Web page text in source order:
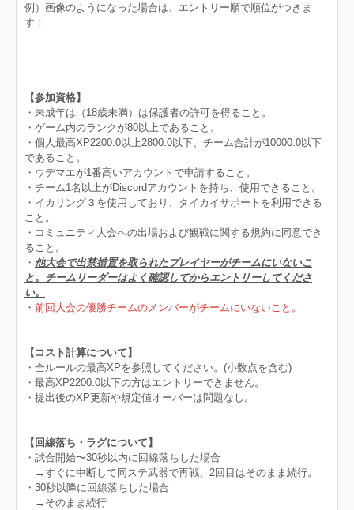
例）画像のようになった場合は、エントリー順で順位がつきま
す！
【参加資格】
・未成年は（18歳未満）は保護者の許可を得ること。
・ゲーム内のランクが80以上であること。
・個人最高XP2200.0以上2800.0以下、チーム合計が10000.0以下
であること。
・ウデマエが1番高いアカウントで申請すること。
・チーム1名以上がDiscordアカウントを持ち、使用できること。
・イカリング３を使用しており、タイカイサポートを利用できる
こと。
・コミュニティ大会への出場および観戦に関する規約に同意でき
ること。
・ 他大会で出禁措置を取られたプレイヤーがチームにいないこ
と。チームリーダーはよく確認してからエントリーしてくださ
い。
・ 前回大会の優勝チームのメンバーがチームにいないこと。
【コスト計算について】
・全ルールの最高XPを参照してください。(小数点を含む)
・最高XP2200.0以下の方はエントリーできません。
・提出後のXP更新や規定値オーバーは問題なし。
【回線落ち・ラグについて】
・試合開始〜30秒以内に回線落ちした場合
→すぐに中断して同ステ武器で再戦、2回目はそのまま続行。
・30秒以降に回線落ちした場合
→そのまま続行